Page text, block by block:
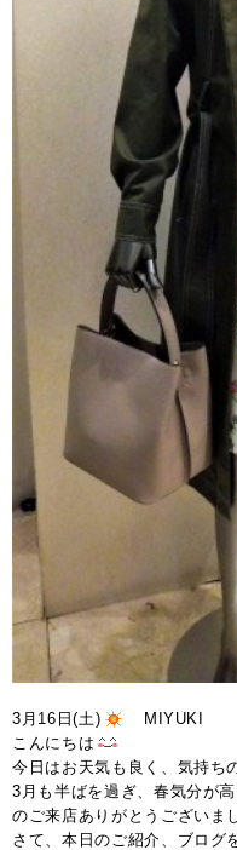
3月16日(土)
MIYUKI
こんにちは
今日はお天気も良く、気持ち
3月も半ばを過ぎ、春気分が
のご来店ありがとうございま
さて、本日のご紹介、ブログ